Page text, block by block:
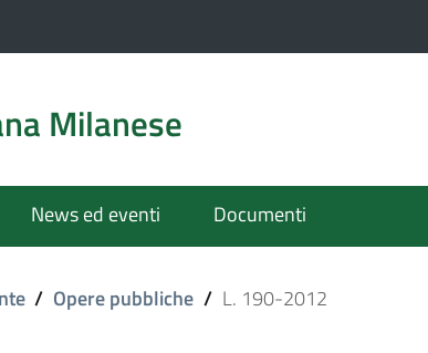
Milanese
News ed eventi Documenti
/ Opere pubbliche / L. 190-2012